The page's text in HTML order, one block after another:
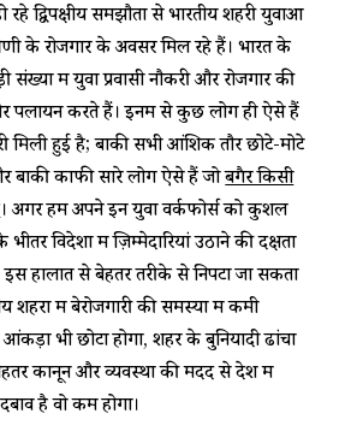
द्विपक्षीय समझौतों से भारतीय शहरी युवाओं
के रोजगार के अवसर मिल रहे हैं। भारत के
संख्या में युवा प्रवासी नौकरी और रोजगार की
पलायन करते हैं। इनमें से कुछ लोग ही ऐसे हैं
मिली हुई है; बाकी सभी आंशिक तौर छोटे-मोटे
बाकी काफी सारे लोग ऐसे हैं जोबगैर किसी
। अगर हम अपने इन युवा वर्कफोर्स को कुशल
विदेशों में ज़िम्मेदारियां उठाने की दक्षता
हालात से बेहतर तरीके से निपटा जा सकता
शहरों में बेरोजगारी की समस्या में कमी
भी छोटा होगा, शहर के बुनियादी ढांचों
कानून और व्यवस्था की मदद से देश में
है वो कम होगा।